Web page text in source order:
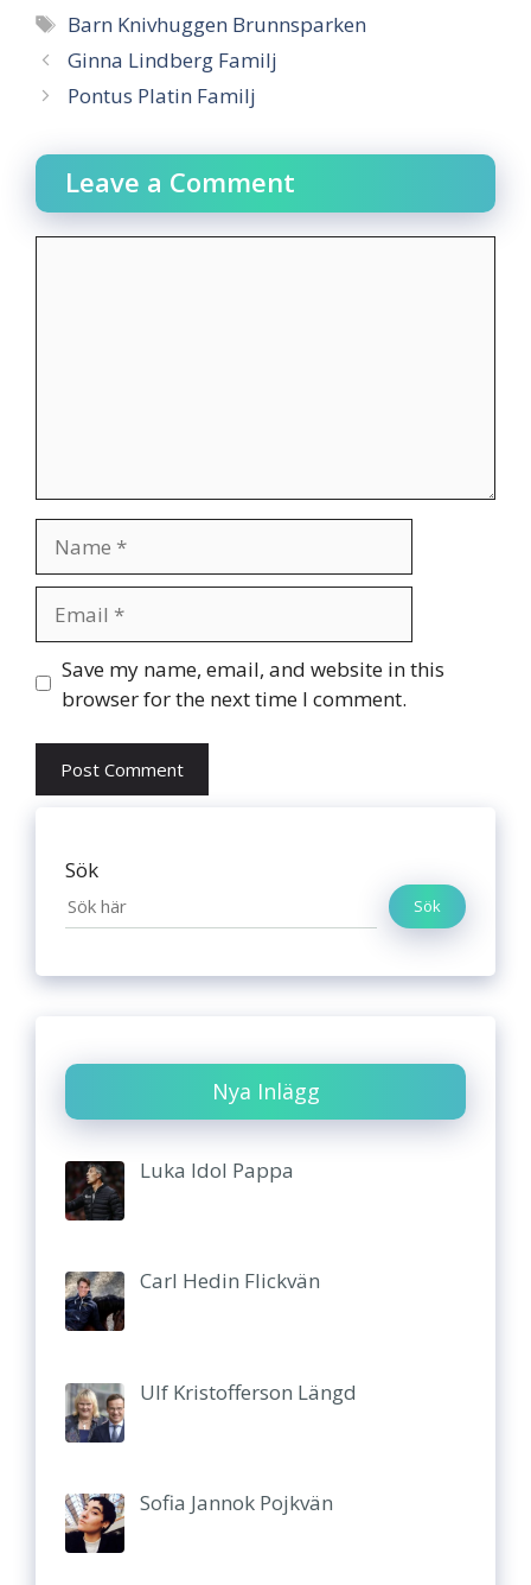
Tags
Barn Knivhuggen Brunnsparken
Ginna Lindberg Familj
Pontus Platin Familj
Leave a Comment
Website
Save my name, email, and website in this
browser for the next time I comment.
Sök
Sök
Nya Inlägg
Luka Idol Pappa
Carl Hedin Flickvän
Ulf Kristofferson Längd
Sofia Jannok Pojkvän